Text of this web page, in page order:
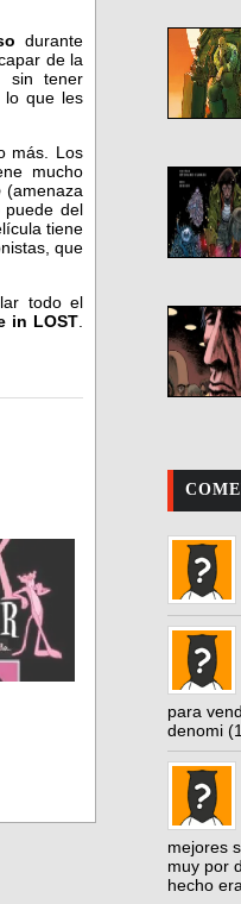
durante
de la
sin tener
lo que les
más. Los
mucho
(amenaza
puede del
tiene
que
todo el
in LOST
para
denomi
mejores
muy por
hecho